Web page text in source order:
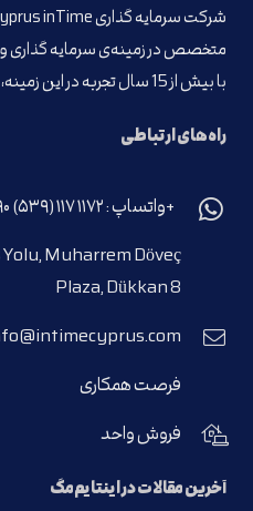
متخصص در زمینه‌ی سرمایه گذاری
با بیش از 15 سال تجربه در این زمینه، آماده ارائه خدمات به شما هستیم.
راه‌های ارتباطی
+واتساپ : ۱۱۷۲ ۱۱۷ (۵۳۹) ۹۰
Muharrem Döveç
Plaza, Dükkan 8
فرصت همکاری
فروش واحد
آخرین مقالات در اینتایم‌مگ